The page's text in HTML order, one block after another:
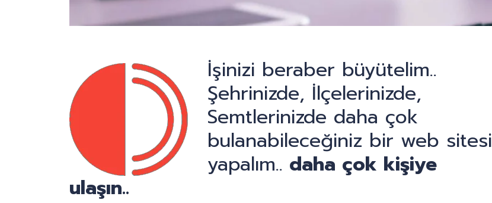
İşinizi beraber büyütelim..
Şehrinizde, İlçelerinizde,
Semtlerinizde daha çok
bulanabileceğiniz bir web sitesi
yapalım.. daha çok kişiye
ulaşın..